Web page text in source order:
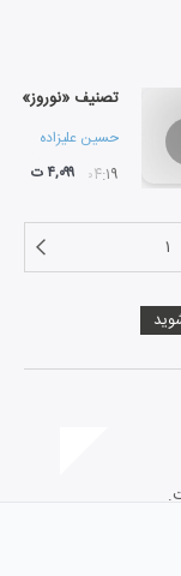
تصنیف «نوروز»
حسین علیزاده
۰۴:۱۹ ۴,۰۹۹ ت
۱